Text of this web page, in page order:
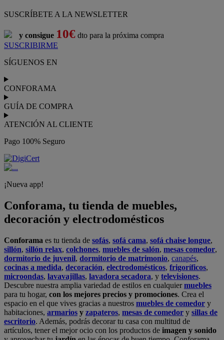
SUSCRÍBETE A LA NEWSLETTER
y consigue 10€ dto para la próxima compra
SUSCRIBIRME
SÍGUENOS EN
CONFORAMA
GUÍA DE COMPRA
ATENCIÓN AL CLIENTE
Pago 100% Seguro
¡Nueva app!
Conforama, tu tienda de muebles,
decoración y electrodomésticos
Conforama es tu tienda de sofás, sofá cama, sofá chaise longue,
sillón, sillón relax, colchones, muebles de salón, mesas comedor,
dormitorio de juvenil, dormitorio de matrimonio, canapés,
cocinas a medida, decoración, electrodomésticos, frigoríficos,
microondas, lavavajillas, lavadora secadora, y televisiones.
Descubre nuestra amplia variedad de estilos en cualquiermuebles
para tu hogar, con los mejores precios y promociones. Crea el
espacio en el que vives gracias a nuestros muebles de comedor y
habitaciones, armarios y zapateros, mesas de comedor y sillas de
escritorio. Además, podrás decorar tu casa con multitud de
artículos, tener el mejor ocio con los productos de imagen y sonido